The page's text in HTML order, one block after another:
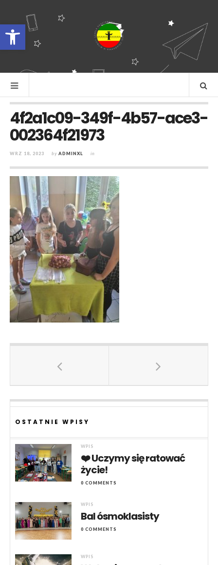
Otwórz pasek narzędzi
4f2a1c09-349f-4b57-ace3-
002364f21973
WRZ 18, 2023 by ADMINXL in
OSTATNIE WPISY
WPIS
❤️ Uczymy się ratować
życie!
0 COMMENTS
WPIS
Bal ósmoklasisty
0 COMMENTS
WPIS